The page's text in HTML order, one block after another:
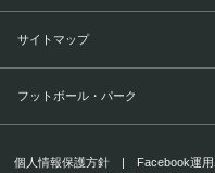
サイトマップ
フットボール・パーク
個人情報保護方針 | Facebook運